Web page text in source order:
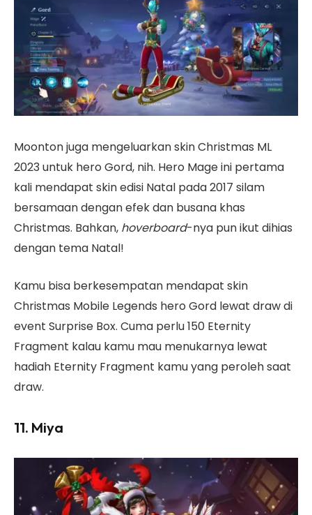
Moonton juga mengeluarkan skin Christmas ML
2023 untuk hero Gord, nih. Hero Mage ini pertama
kali mendapat skin edisi Natal pada 2017 silam
bersamaan dengan efek dan busana khas
Christmas. Bahkan, hoverboard-nya pun ikut dihias
dengan tema Natal!
Kamu bisa berkesempatan mendapat skin
Christmas Mobile Legends hero Gord lewat draw di
event Surprise Box. Cuma perlu 150 Eternity
Fragment kalau kamu mau menukarnya lewat
hadiah Eternity Fragment kamu yang peroleh saat
draw.
11. Miya